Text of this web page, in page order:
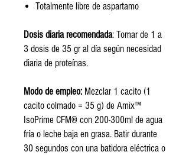
Totalmente libre de aspartamo
Dosis diaria recomendada: Tomar de 1 a
3 dosis de 35 gr al día según necesidad
diaria de proteínas.
Modo de empleo: Mezclar 1 cacito (1
cacito colmado = 35 g) de Amix™
IsoPrime CFM® con 200-300ml de agua
fría o leche baja en grasa. Batir durante
30 segundos con una batidora eléctrica o